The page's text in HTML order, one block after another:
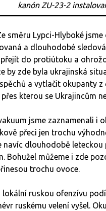
kanón ZU-23-2
směru Lypci-Hlyboké
a dlouhodobé
do protiútoku a
by zde byla ukrajinská
a vytlačit okupanty z
kterou se Ukrajincům
jsme zaznamenali i
přeci jen trochu
navíc dlouhodobě
Bohužel můžeme i zde
trochu ovoce.
lokální ruskou ofenzívu
ruskému velení vyšel.